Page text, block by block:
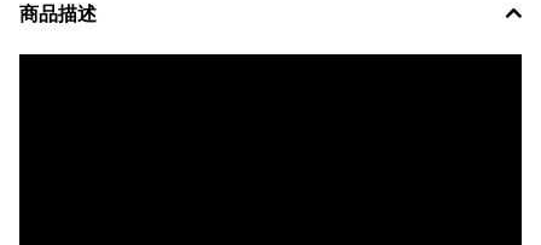
商品描述